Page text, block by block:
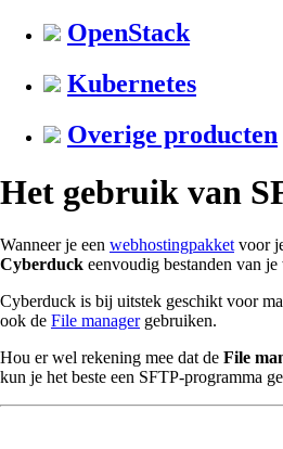
OpenStack
Kubernetes
Overige producten
Het gebruik van
Wanneer je een webhostingpakket voor
Cyberduck eenvoudig bestanden van
Cyberduck is bij uitstek geschikt voor
ook de File managergebruiken.
Hou er wel rekening mee dat de File
kun je het beste een SFTP-programma